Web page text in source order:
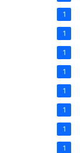
1
1
1
1
1
1
1
1